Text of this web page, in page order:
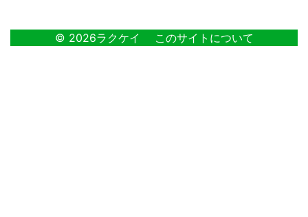
© 2026ラクケイ このサイトについて